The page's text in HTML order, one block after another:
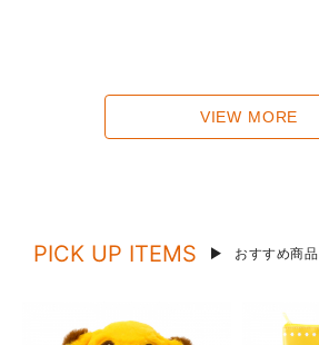
VIEW MORE
PICK UP ITEMS おすすめ商品